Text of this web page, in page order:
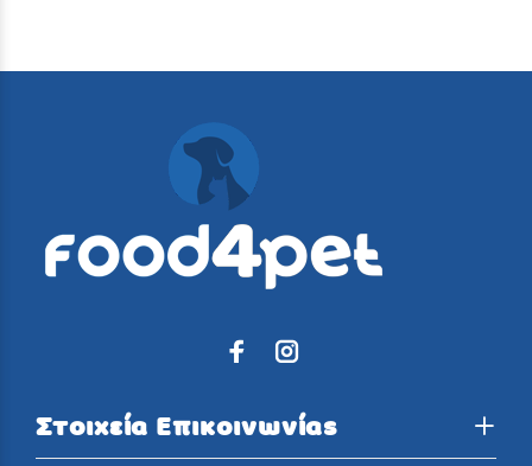
Στοιχεία Επικοινωνίας